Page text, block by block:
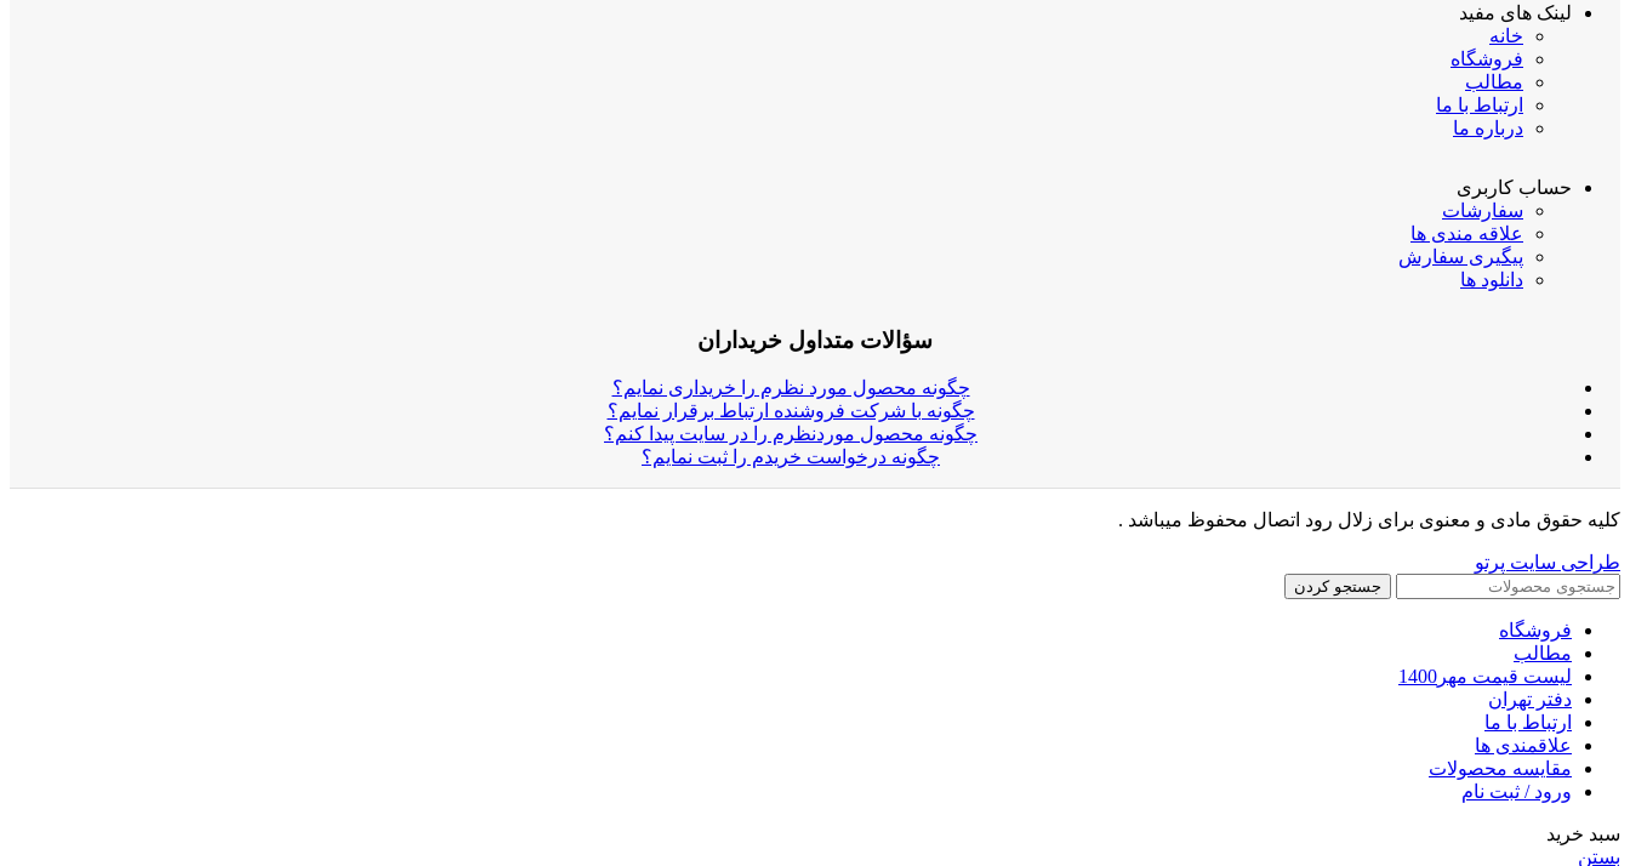
لینک های مفید
خانه
فروشگاه
مطالب
ارتباط با ما
درباره ما
حساب کاربری
سفارشات
علاقه مندی ها
پیگیری سفارش
دانلود ها
سؤالات متداول خریداران
چگونه محصول مورد نظرم را خریداری نمایم؟
چگونه با شرکت فروشنده ارتباط برقرار نمایم؟
چگونه محصول موردنظرم را در سایت پیدا کنم؟
چگونه درخواست خریدم را ثبت نمایم؟
کلیه حقوق مادی و معنوی برای زلال رود اتصال محفوظ میباشد .
طراحی سایت پرتو
جستجو کردن
فروشگاه
مطالب
لیست قیمت مهر1400
دفتر تهران
ارتباط با ما
علاقمندی ها
مقایسه محصولات
ورود / ثبت نام
سبد خرید
بستن